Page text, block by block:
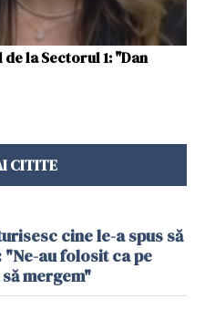
la Sectorul 1: "Dan
CITITE
cine le-a spus să
au folosit ca pe
mergem"